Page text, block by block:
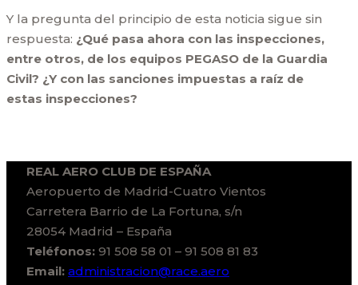
Y la pregunta del principio de esta noticia sigue sin
respuesta: ¿Qué pasa ahora con las inspecciones,
entre otros, de los equipos PEGASO de la Guardia
Civil? ¿Y con las sanciones impuestas a raíz de
estas inspecciones?
REAL AERO CLUB DE ESPAÑA
Aeropuerto de Madrid-Cuatro Vientos
Carretera Barrio de La Fortuna, s/n
28054 Madrid – España
Teléfonos: 91 508 58 01 – 91 508 81 83
Email: administracion@race.aero